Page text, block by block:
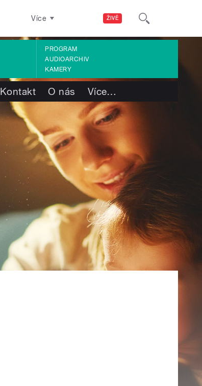
ŽIVĚ
Více
PROGRAM
AUDIOARCHIV
KAMERY
Kontakt O nás Více…